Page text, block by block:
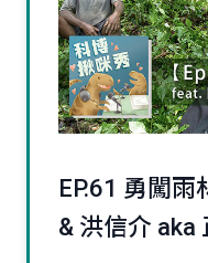
EP.61 勇闖
& 洪信介 aka